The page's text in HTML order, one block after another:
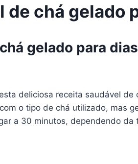
de chá gelado
gelado para
deliciosa receita saudável
o tipo de chá utilizado, mas
a 30 minutos, dependendo